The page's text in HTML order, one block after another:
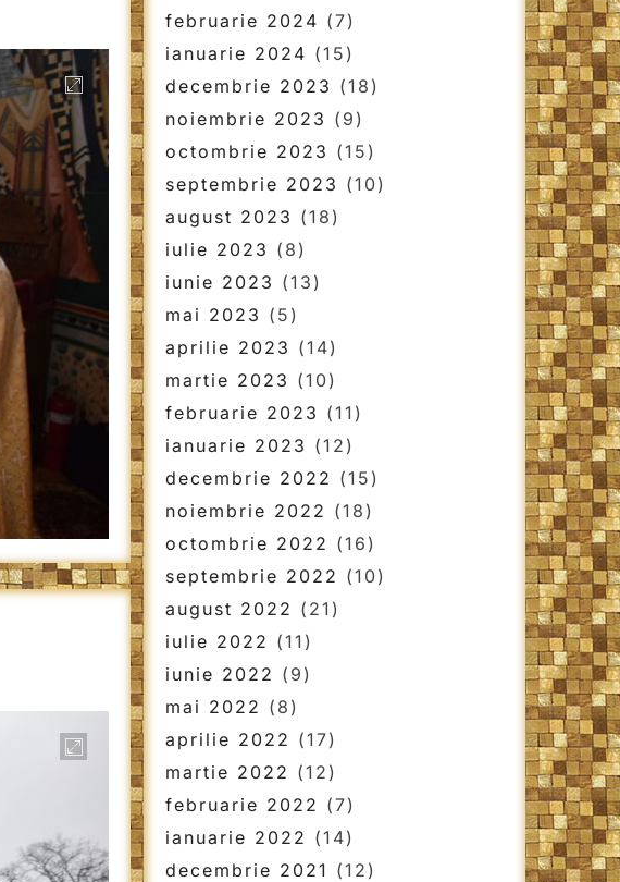
februarie 2024 (7)
ianuarie 2024 (15)
decembrie 2023 (18)
noiembrie 2023 (9)
octombrie 2023 (15)
septembrie 2023 (10)
august 2023 (18)
iulie 2023 (8)
iunie 2023 (13)
mai 2023 (5)
aprilie 2023 (14)
martie 2023 (10)
februarie 2023 (11)
ianuarie 2023 (12)
decembrie 2022 (15)
noiembrie 2022 (18)
octombrie 2022 (16)
septembrie 2022 (10)
august 2022 (21)
iulie 2022 (11)
iunie 2022 (9)
mai 2022 (8)
aprilie 2022 (17)
martie 2022 (12)
februarie 2022 (7)
ianuarie 2022 (14)
decembrie 2021 (12)